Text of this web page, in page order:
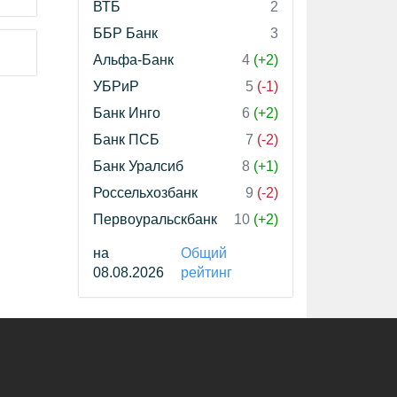
ВТБ
2
ББР Банк
3
Альфа-Банк
4 (+2)
УБРиР
5 (-1)
Банк Инго
6 (+2)
Банк ПСБ
7 (-2)
Банк Уралсиб
8 (+1)
Россельхозбанк
9 (-2)
Первоуральскбанк
10 (+2)
на
08.08.2026
Общий
рейтинг